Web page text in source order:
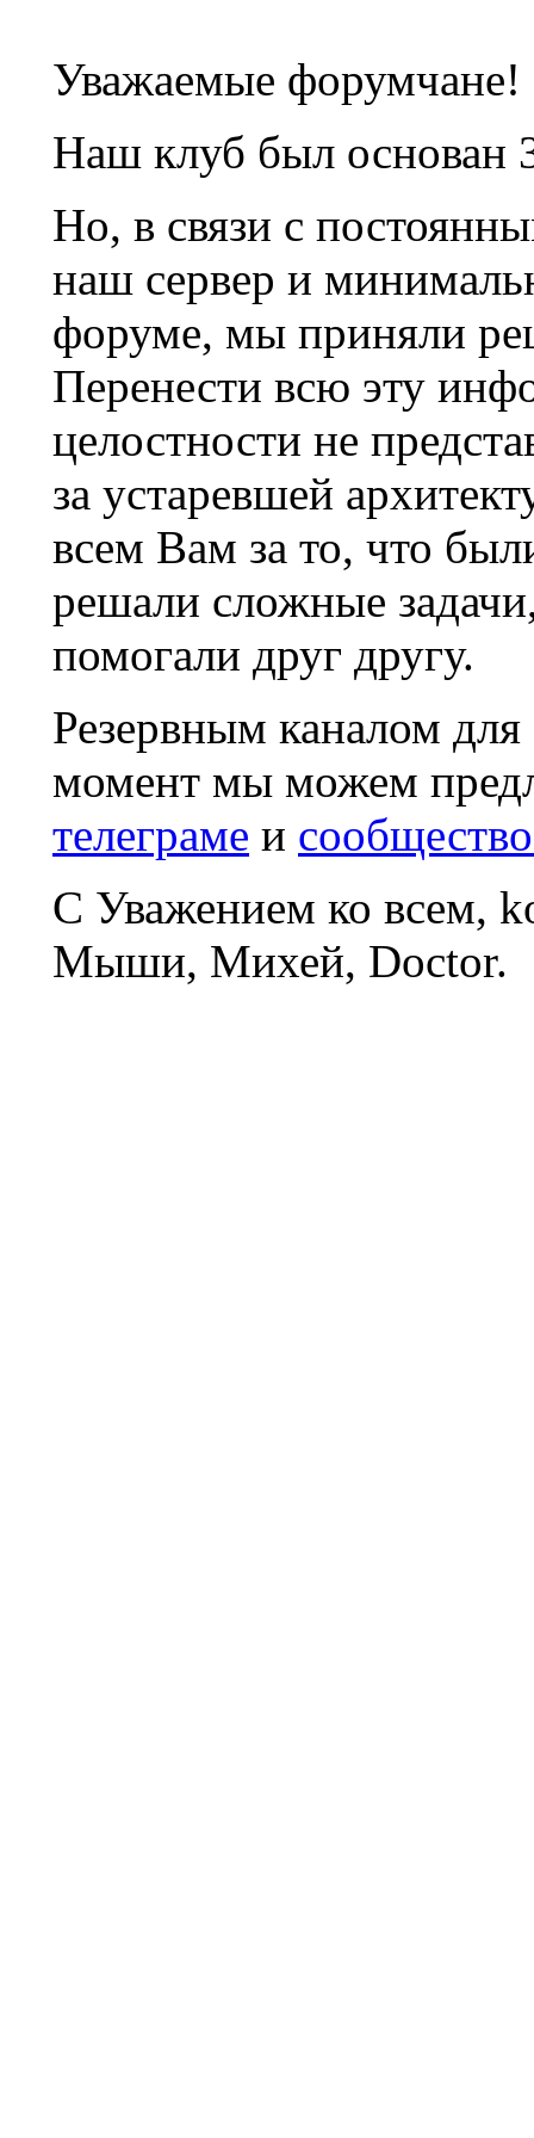
Уважаемые форумчане!
Наш клуб был основан
Но, в связи с
наш сервер и
форуме, мы приняли
Перенести всю эту
целостности не
за устаревшей
всем Вам за то, что
решали сложные
помогали друг другу.
Резервным каналом
момент мы можем
телеграме и
С Уважением ко всем,
Мыши, Михей, Doctor.